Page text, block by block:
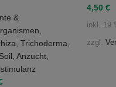
&
Trichoderma
Anzucht,
4,50€
inkl. 19
zzgl.